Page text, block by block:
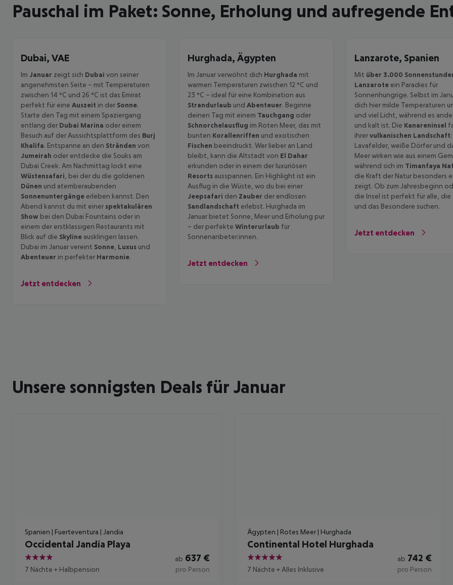
Pauschal im Paket: Sonne, Erholung und aufregende
Dubai, VAE
Im Januar zeigt sich Dubai von seiner
angenehmsten Seite – mit Temperaturen
zwischen 14 °C und 26 °C ist das Emirat
perfekt für eine Auszeit in der Sonne.
Starte den Tag mit einem Spaziergang
entlang der Dubai Marina oder einem
Besuch auf der Aussichtsplattform des Burj
Khalifa. Entspanne an den Stränden von
Jumeirah oder entdecke die Souks am
Dubai Creek. Am Nachmittag lockt eine
Wüstensafari , bei der du die goldenen
Dünen und atemberaubenden
Sonnenuntergänge erleben kannst. Den
Abend kannst du mit einer spektakulären
Show bei den Dubai Fountains oder in
einem der erstklassigen Restaurants mit
Blick auf die Skyline ausklingen lassen.
Dubai im Januar vereint Sonne Luxus und
Abenteuer in perfekter Harmonie.
Jetzt entdecken
Hurghada, Ägypten
Im Januar verwöhnt dich Hurghada mit
warmen Temperaturen zwischen 12 °C und
23 °C – ideal für eine Kombination aus
Strandurlaub und Abenteuer. Beginne
deinen Tag mit einem Tauchgang oder
Schnorchelausflug im Roten Meer, das mit
bunten Korallenriffen und exotischen
Fischen beeindruckt. Wer lieber an Land
bleibt, kann die Altstadt von El Dahar
erkunden oder in einem der luxuriösen
Resorts ausspannen. Ein Highlight ist ein
Ausflug in die Wüste, wo du bei einer
Jeepsafari den Zauber der endlosen
Sandlandschaft erlebst. Hurghada im
Januar bietet Sonne, Meer und Erholung pur
– der perfekte Winterurlaub für
Sonnenanbeter:innen.
Jetzt entdecken
Lanzarote, Spanien
Mit über 3.000
Lanzarote ein Paradies für
Sonnenhungrige. Selbst im
dich hier milde Temperaturen
und viel Licht, während es
und kalt ist. Die Kanareninsel
ihrervulkanischen Landschaft
Lavafelder, weiße Dörfer und
Meer wirken wie aus einem
während sich im Timanfaya
die Kraft der Natur besonders
zeigt. Ob zum Jahresbeginn
die Insel ist perfekt für alle, die
und das Besondere suchen.
Jetzt entdecken
Unsere sonnigsten Deals für Januar
Spanien | Fuerteventura | Jandia
Occidental Jandía Playa
4
7 Nächte + Halbpension
ab 637 €
pro Person
Ägypten | Rotes Meer | Hurghada
Continental Hotel Hurghada
5
7 Nächte + Alles Inklusive
ab 742 €
pro Person